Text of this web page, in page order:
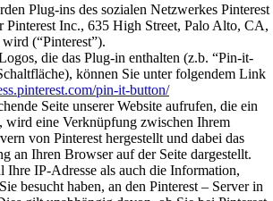
Plug-ins des sozialen Netzwerkes Pinterest
Pinterest Inc., 635 High Street, Palo Alto, CA,
(“Pinterest”).
die das Plug-in enthalten (z.b. “Pin-it-
können Sie unter folgendem Link
pin-it-button/
Seite unserer Website aufrufen, die ein
wird eine Verknüpfung zwischen Ihrem
von Pinterest hergestellt und dabei das
an Ihren Browser auf der Seite dargestellt.
Ihre IP-Adresse als auch die Information,
besucht haben, an den Pinterest – Server in